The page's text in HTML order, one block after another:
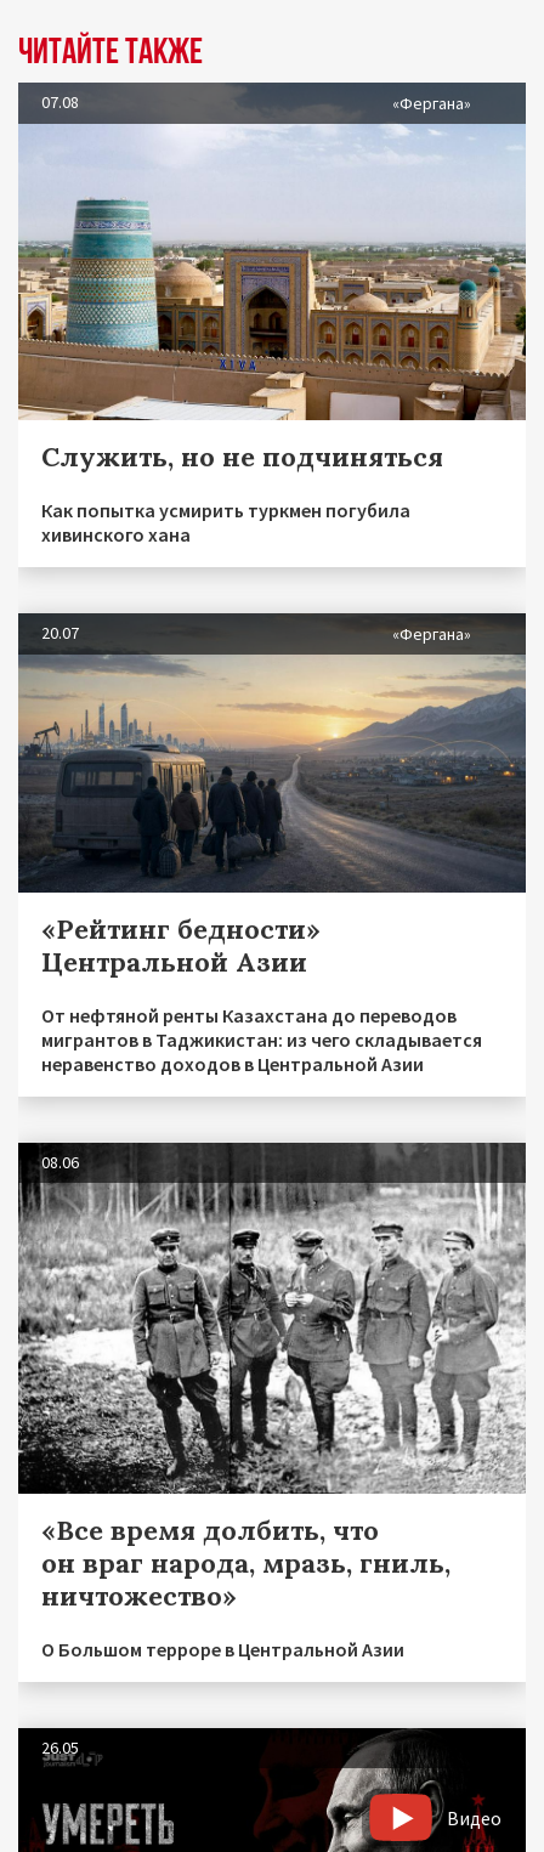
Читайте также
07.08 «Фергана»
Служить, но не подчиняться
Как попытка усмирить туркмен погубила
хивинского хана
20.07 «Фергана»
«Рейтинг бедности»
Центральной Азии
От нефтяной ренты Казахстана до переводов
мигрантов в Таджикистан: из чего складывается
неравенство доходов в Центральной Азии
08.06
«Все время долбить, что
он враг народа, мразь, гниль,
ничтожество»
О Большом терроре в Центральной Азии
26.05
Видео